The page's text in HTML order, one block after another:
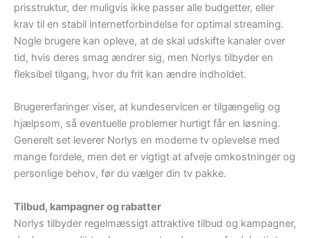
prisstruktur, der muligvis ikke passer alle budgetter, eller
krav til en stabil internetforbindelse for optimal streaming.
Nogle brugere kan opleve, at de skal udskifte kanaler over
tid, hvis deres smag ændrer sig, men Norlys tilbyder en
fleksibel tilgang, hvor du frit kan ændre indholdet.
Brugererfaringer viser, at kundeservicen er tilgængelig og
hjælpsom, så eventuelle problemer hurtigt får en løsning.
Generelt set leverer Norlys en moderne tv oplevelse med
mange fordele, men det er vigtigt at afveje omkostninger og
personlige behov, før du vælger din tv pakke.
Tilbud, kampagner og rabatter
Norlys tilbyder regelmæssigt attraktive tilbud og kampagner,